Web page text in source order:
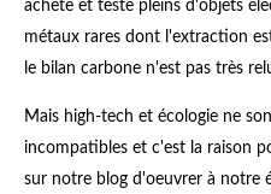
achète et teste pleins d'objets
métaux rares dont l'extraction
le bilan carbone n'est pas très
Mais high-tech et écologie ne
incompatibles et c'est la raison
sur notre blog d'oeuvrer à notre